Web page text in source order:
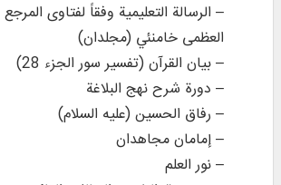
– الرسالة التعليمية وفقاً لفتاوى المرجع
العظمى خامنئي (مجلدان)
– بيان القرآن (تفسير سور الجزء 28)
– دورة شرح نهج البلاغة
– رفاق الحسين (عليه السلام)
– إمامان مجاهدان
– نور العلم